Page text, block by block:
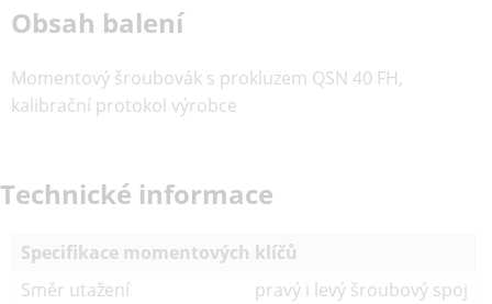
Obsah balení
Momentový šroubovák s prokluzem QSN 40 FH,
kalibrační protokol výrobce
Technické informace
Specifikace momentových klíčů
Směr utažení
pravý i levý šroubový spoj